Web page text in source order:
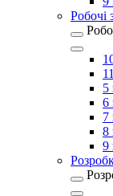
Робочі
5
6
7
8
9